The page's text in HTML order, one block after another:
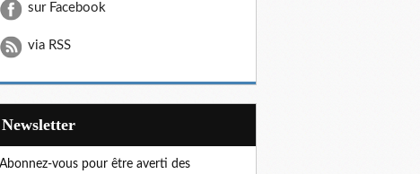
sur Facebook
via RSS
Newsletter
Abonnez-vous pour être averti des